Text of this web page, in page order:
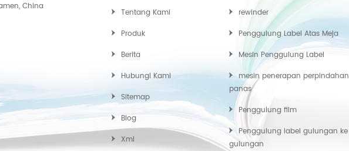
China
Tentang Kami
Produk
Berita
Hubungi Kami
Sitemap
Blog
Xml
rewinder
Penggulung Label Atas Meja
Mesin Penggulung Label
mesin penerapan perpindahan
panas
Penggulung film
Penggulung label gulungan ke
gulungan